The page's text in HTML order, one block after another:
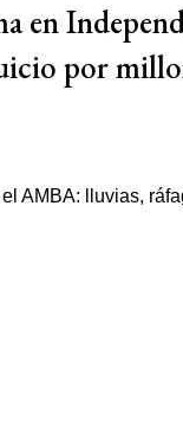
en
por